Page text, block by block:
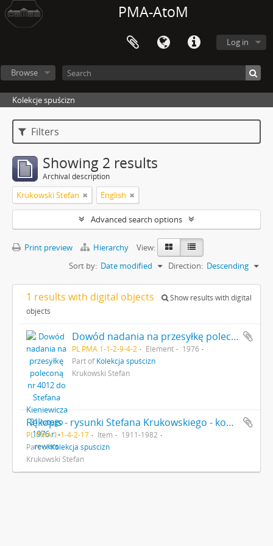
PMA-AtoM
Log in
Browse
Kolekcje spuścizn
Filters
Showing 2 results
Archival description
Krukowski Stefan English
Advanced search options
Print preview Hierarchy
View:
Sort by: Date modified Direction: Descending
1 results with digital objects
Show results with digital
objects
Dowód nadania na przesyłkę poleconą nr 4012 do Stefana Kieniewicza 21 lutego 1976 r. - rewers
PL PMA 1-1-2-9-4-2 Element
1976
Part ofKolekcja spuścizn
Krukowski Stefan
Rękopis - rysunki Stefana Krukowskiego - kopie rysunków z publikacji J. Hamal-Nadrin et J.Servais ze stanowiska Zonhoven
PL PMA 1-1-4-2-17 Item
1911-1982
Part ofKolekcja spuścizn
Krukowski Stefan